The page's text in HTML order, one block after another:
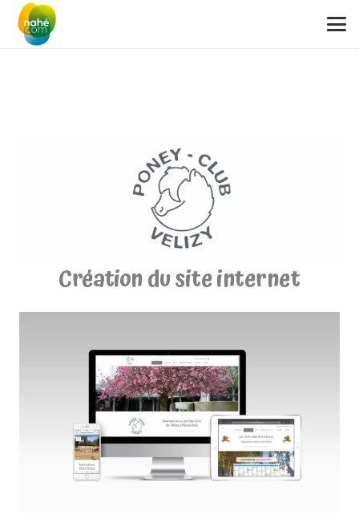
Création du site internet